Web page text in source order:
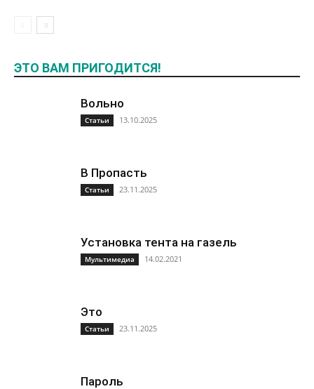
ЭТО ВАМ ПРИГОДИТСЯ!
Вольно
Статьи 13.10.2025
В Пропасть
Статьи 23.11.2025
Установка тента на газель
Мультимедиа 14.02.2021
Это
Статьи 23.11.2025
Пароль